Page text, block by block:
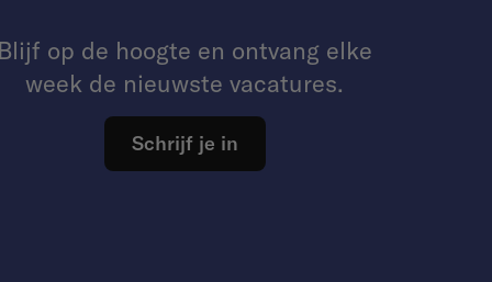
Blijf op de hoogte en ontvang elke
week de nieuwste vacatures.
Schrijf je in